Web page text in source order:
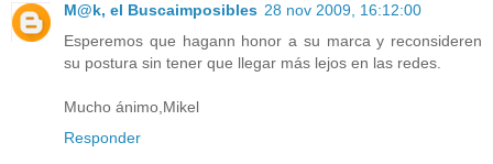
M@k, el Buscaimposibles 28 nov 2009, 16:12:00
Esperemos que hagann honor a su marca y reconsideren
su postura sin tener que llegar más lejos en las redes.
Mucho ánimo,Mikel
Responder